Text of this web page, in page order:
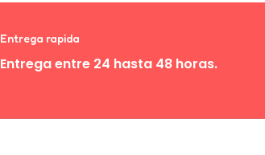
Entrega rapida
Entrega entre 24 hasta 48 horas.